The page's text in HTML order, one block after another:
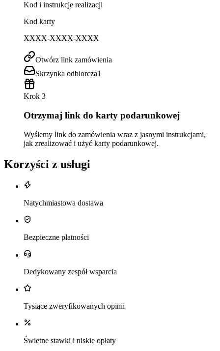
Kod i instrukcje realizacji
Kod karty
XXXX-XXXX-XXXX
Otwórz link zamówienia
Skrzynka odbiorcza1
Krok 3
Otrzymaj link do karty podarunkowej
Wyślemy link do zamówienia wraz z jasnymi instrukcjami,
jak zrealizować i użyć karty podarunkowej.
Korzyści z usługi
Natychmiastowa dostawa
Bezpieczne płatności
Dedykowany zespół wsparcia
Tysiące zweryfikowanych opinii
Świetne stawki i niskie opłaty